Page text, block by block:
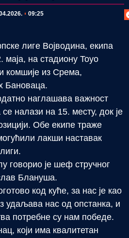
09:25
лиге Војводина, екипа
маја, на стадиону Toyo
комшије из Срема,
Бановаца.
наглашава важност
налази на 15. месту, док је
Обе екипе траже
лакши наставак
говорио је шеф стручног
Блануша.
код куће, за нас је као
удаљава нас од опстанка, и
потребне су нам победе.
који има квалитетан